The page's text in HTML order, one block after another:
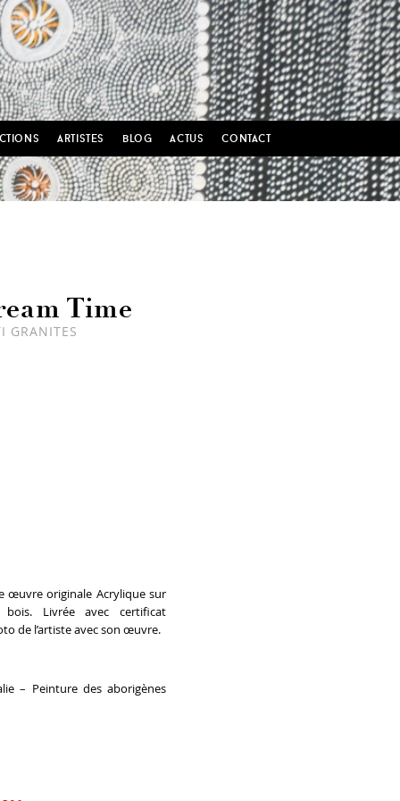
artistes blog actus contact
Time
GRANITES
œuvre originale Acrylique sur
Livrée avec certificat
de l’artiste avec son œuvre.
– Peinture des aborigènes